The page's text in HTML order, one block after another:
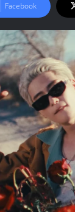
Facebook